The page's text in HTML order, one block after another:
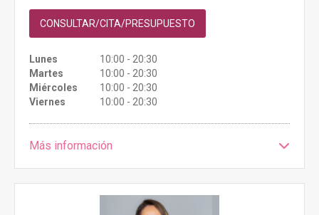
CONSULTAR/CITA/PRESUPUESTO
Lunes
10:00 - 20:30
Martes
10:00 - 20:30
Miércoles
10:00 - 20:30
Viernes
10:00 - 20:30
Más información